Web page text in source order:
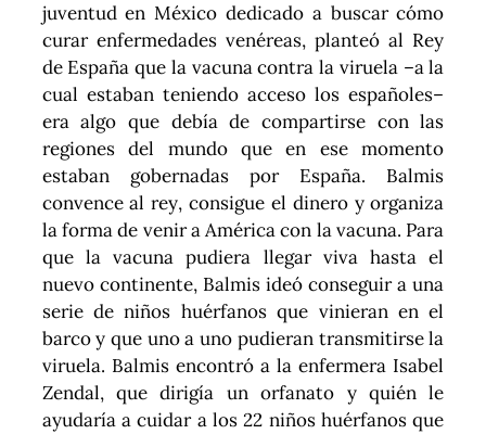
juventud en México dedicado a buscar cómo
curar enfermedades venéreas, planteó al Rey
de España que la vacuna contra la viruela –a la
cual estaban teniendo acceso los españoles–
era algo que debía de compartirse con las
regiones del mundo que en ese momento
estaban gobernadas por España. Balmis
convence al rey, consigue el dinero y organiza
la forma de venir a América con la vacuna. Para
que la vacuna pudiera llegar viva hasta el
nuevo continente, Balmis ideó conseguir a una
serie de niños huérfanos que vinieran en el
barco y que uno a uno pudieran transmitirse la
viruela. Balmis encontró a la enfermera Isabel
Zendal, que dirigía un orfanato y quién le
ayudaría a cuidar a los 22 niños huérfanos que